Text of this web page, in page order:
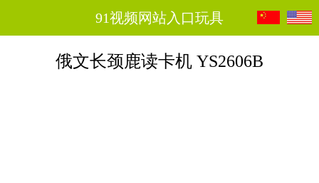
91视频网站入口玩具
俄文长颈鹿读卡机 YS2606B